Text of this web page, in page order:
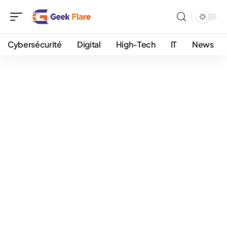
Cybersécurité Digital High-Tech IT News